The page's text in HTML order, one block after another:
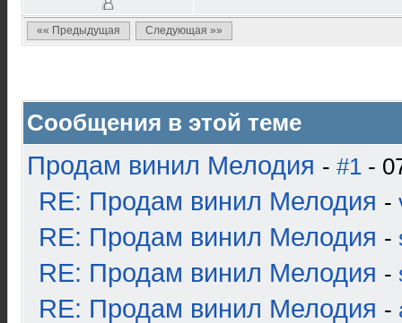
«« Предыдущая Следующая »»
Сообщения в этой теме
Продам винил Мелодия - #1 -
RE: Продам винил Мелодия -
RE: Продам винил Мелодия -
RE: Продам винил Мелодия -
RE: Продам винил Мелодия -